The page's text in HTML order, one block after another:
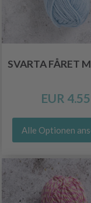
SVARTA FÅRET
EUR 4.55
Alle Optionen